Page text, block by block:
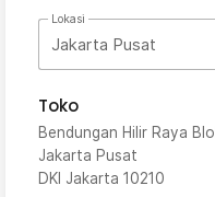
Lokasi
Jakarta Pusat
Toko
Bendungan Hilir Raya
Jakarta Pusat
DKI Jakarta 10210